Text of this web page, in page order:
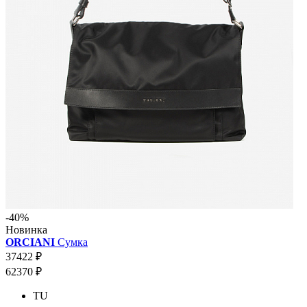
-40%
Новинка
ORCIANI Сумка
37422 ₽
62370 ₽
TU